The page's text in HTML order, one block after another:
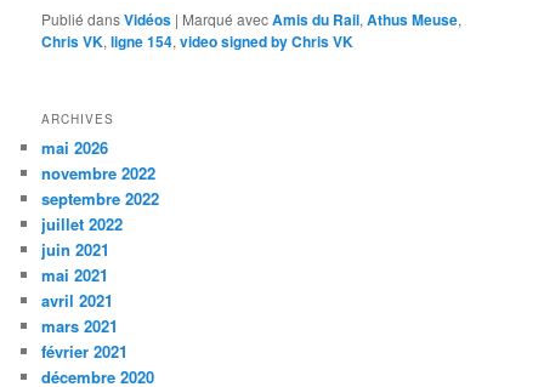
Publié dansVidéos | Marqué avecAmis du Rail,Athus Meuse,
Chris VK,ligne 154,video signed by Chris VK
ARCHIVES
mai 2026
novembre 2022
septembre 2022
juillet 2022
juin 2021
mai 2021
avril 2021
mars 2021
février 2021
décembre 2020